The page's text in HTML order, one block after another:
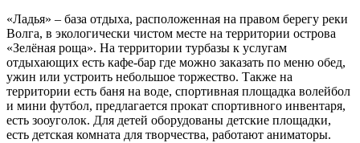
«Ладья» – база отдыха, расположенная на правом берегу реки
Волга, в экологически чистом месте на территории острова
«Зелёная роща». На территории турбазы к услугам
отдыхающих есть кафе-бар где можно заказать по меню обед,
ужин или устроить небольшое торжество. Также на
территории есть баня на воде, спортивная площадка волейбол
и мини футбол, предлагается прокат спортивного инвентаря,
есть зооуголок. Для детей оборудованы детские площадки,
есть детская комната для творчества, работают аниматоры.